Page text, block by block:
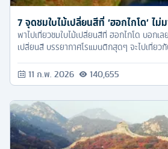
7 จุดชมใบไม้เปลี่ยนสีที่ ‘ฮอกไกโด’ ไม่
พาไปเที่ยวชมใบไม้เปลี่ยนสีที่ ฮอกไกโด บอกเ
เปลี่ยนสี บรรยากาศโรแมนติกสุดๆ จะไปเที่ยว
11 ก.พ. 2026 140,655